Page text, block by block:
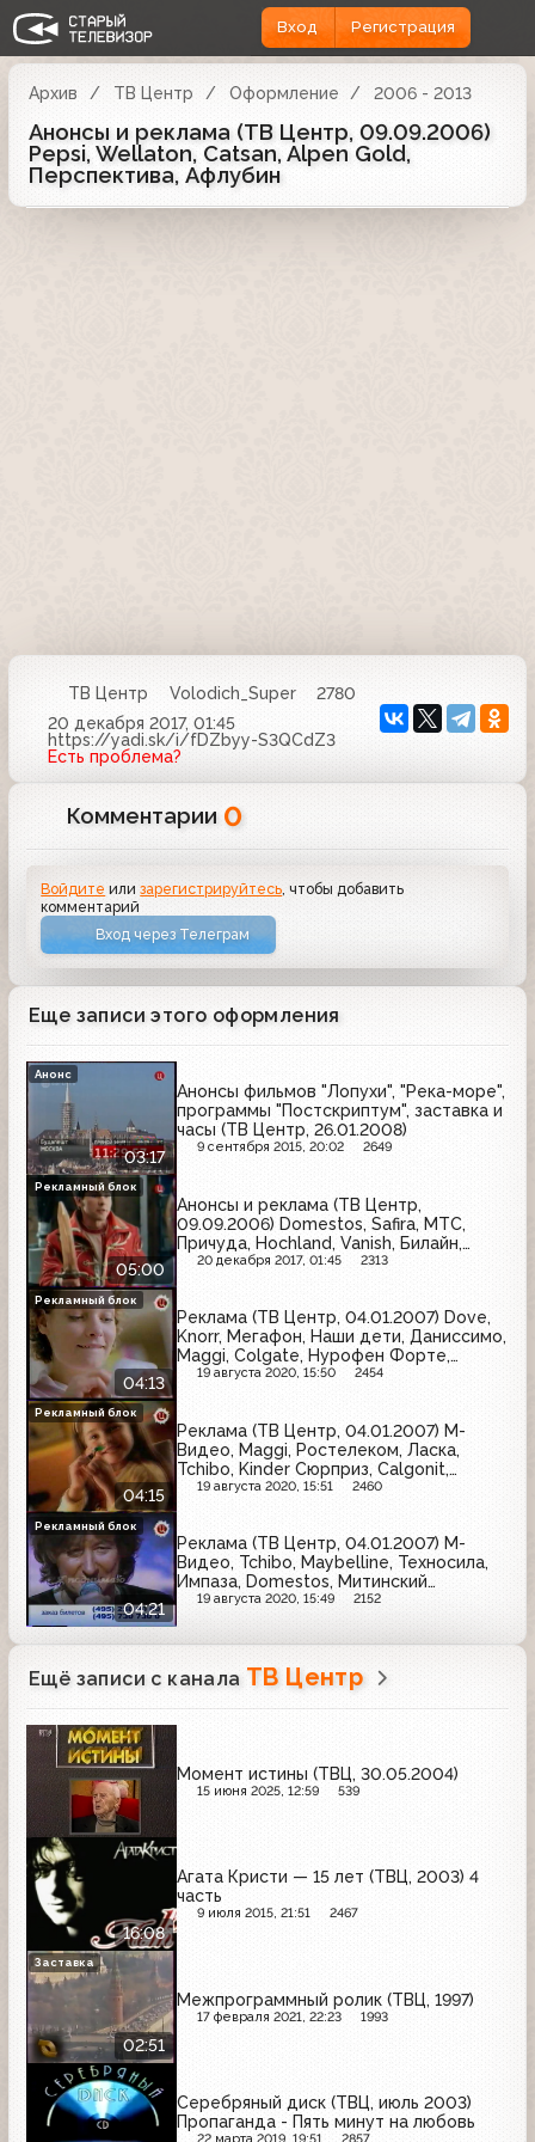
Вход Регистрация
Архив ТВ Центр Оформление 2006 - 2013
Анонсы и реклама (ТВ Центр, 09.09.2006)
Pepsi, Wellaton, Catsan, Alpen Gold,
Перспектива, Афлубин
ТВ Центр Volodich_Super
2780
20 декабря 2017, 01:45
https://yadi.sk/i/fDZbyy-S3QCdZ3
Есть проблема?
Комментарии 0
Войдите илизарегистрируйтесь , чтобы добавить
комментарий
Вход через Телеграм
Еще записи этого оформления
03:17
Анонсы фильмов "Лопухи", "Река-море",
программы "Постскриптум", заставка и
часы (ТВ Центр, 26.01.2008)
9 сентября 2015, 20:02 2649
Анонс
05:00
Анонсы и реклама (ТВ Центр,
09.09.2006) Domestos, Safira, МТС,
Причуда, Hochland, Vanish, Билайн,
Chappi
20 декабря 2017, 01:45 2313
Рекламный блок
04:13
Реклама (ТВ Центр, 04.01.2007) Dove,
Knorr, Мегафон, Наши дети, Даниссимо,
Maggi, Colgate, Нурофен Форте,
Samsung, Schwarzkopf & Henkel,
19 августа 2020, 15:50 2454
Рекламный блок
04:15
Реклама (ТВ Центр, 04.01.2007) М-
Видео, Maggi, Ростелеком, Ласка,
Tchibo, Kinder Сюрприз, Calgonit,
Maybelline, Domestos, Импаза, Наши
19 августа 2020, 15:51 2460
Рекламный блок
04:21
Реклама (ТВ Центр, 04.01.2007) М-
Видео, Tchibo, Maybelline, Техносила,
Импаза, Domestos, Митинский
радиорынок, Sagitta,
19 августа 2020, 15:49 2152
Рекламный блок
Ещё записи с канала ТВ Центр
Момент истины (ТВЦ, 30.05.2004)
15 июня 2025, 12:59 539
16:08
Агата Кристи — 15 лет (ТВЦ, 2003) 4
часть
9 июля 2015, 21:51 2467
02:51
Межпрограммный ролик (ТВЦ, 1997)
17 февраля 2021, 22:23 1993
Заставка
Серебряный диск (ТВЦ, июль 2003)
Пропаганда - Пять минут на любовь